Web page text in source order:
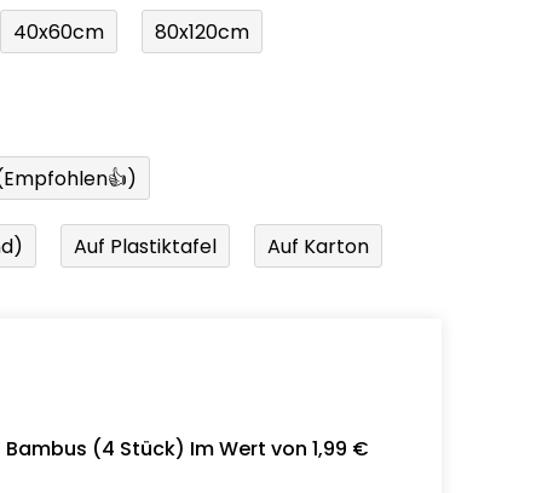
40x60cm 80x120cm
Auf Plastiktafel Auf Karton
(4 Stück) Im Wert von 1,99 €